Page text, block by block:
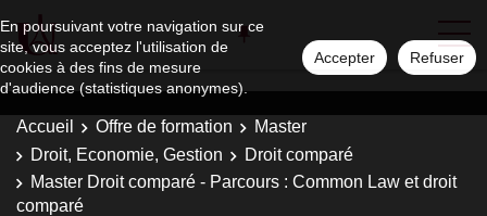
En poursuivant votre navigation sur ce
site, vous acceptez l'utilisation de
cookies à des fins de mesure
d'audience (statistiques anonymes).
Accepter Refuser
Accueil Offre de formation
Master
Droit, Economie, Gestion
Droit comparé
Master Droit comparé - Parcours : Common Law et droit
comparé